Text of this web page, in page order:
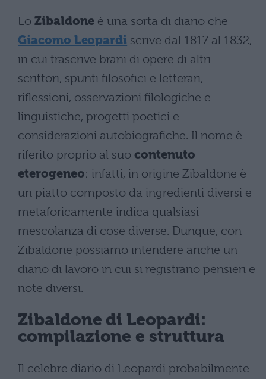
Lo Zibaldone è una sorta di diario che
Giacomo Leopardi scrive dal 1817 al 1832,
in cui trascrive brani di opere di altri
scrittori, spunti filosofici e letterari,
riflessioni, osservazioni filologiche e
linguistiche, progetti poetici e
considerazioni autobiografiche. Il nome è
riferito proprio al suo contenuto
eterogeneo: infatti, in origine Zibaldone è
un piatto composto da ingredienti diversi e
metaforicamente indica qualsiasi
mescolanza di cose diverse. Dunque, con
Zibaldone possiamo intendere anche un
diario di lavoro in cui si registrano pensieri e
note diversi.
Zibaldone di Leopardi:
compilazione e struttura
Il celebre diario di Leopardi probabilmente